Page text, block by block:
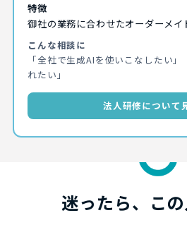
特徴
御社の業務に合わせたオーダーメイ
こんな相談に
「全社で生成AIを使いこなしたい
れたい」
法人研修について
迷ったら、こ